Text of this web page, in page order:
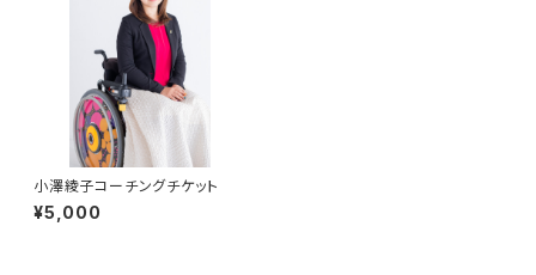
小澤綾子コーチングチケット
¥5,000